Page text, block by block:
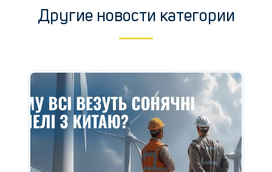
Другие новости категории